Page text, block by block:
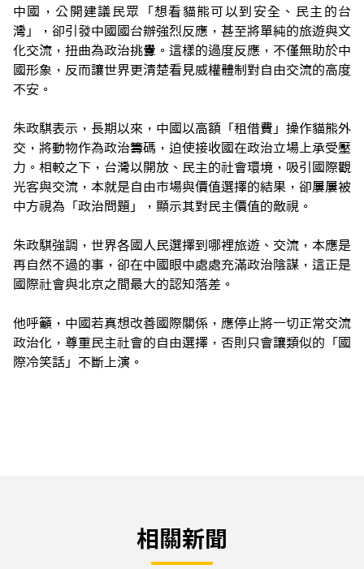
中國，公開建議民眾「想看貓熊可以到安全、民主的台
灣」，卻引發中國國台辦強烈反應，甚至將單純的旅遊與文
化交流，扭曲為政治挑釁。這樣的過度反應，不僅無助於中
國形象，反而讓世界更清楚看見威權體制對自由交流的高度
不安。
朱政騏表示，長期以來，中國以高額「租借費」操作貓熊外
交，將動物作為政治籌碼，迫使接收國在政治立場上承受壓
力。相較之下，台灣以開放、民主的社會環境，吸引國際觀
光客與交流，本就是自由市場與價值選擇的結果，卻屢屢被
中方視為「政治問題」，顯示其對民主價值的敵視。
朱政騏強調，世界各國人民選擇到哪裡旅遊、交流，本應是
再自然不過的事，卻在中國眼中處處充滿政治陰謀，這正是
國際社會與北京之間最大的認知落差。
他呼籲，中國若真想改善國際關係，應停止將一切正常交流
政治化，尊重民主社會的自由選擇，否則只會讓類似的「國
際冷笑話」不斷上演。
相關新聞